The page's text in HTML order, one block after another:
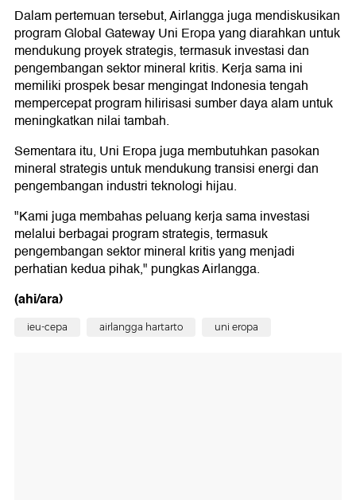
Dalam pertemuan tersebut, Airlangga juga mendiskusikan
program Global Gateway Uni Eropa yang diarahkan untuk
mendukung proyek strategis, termasuk investasi dan
pengembangan sektor mineral kritis. Kerja sama ini
memiliki prospek besar mengingat Indonesia tengah
mempercepat program hilirisasi sumber daya alam untuk
meningkatkan nilai tambah.
Sementara itu, Uni Eropa juga membutuhkan pasokan
mineral strategis untuk mendukung transisi energi dan
pengembangan industri teknologi hijau.
"Kami juga membahas peluang kerja sama investasi
melalui berbagai program strategis, termasuk
pengembangan sektor mineral kritis yang menjadi
perhatian kedua pihak," pungkas Airlangga.
(ahi/ara)
ieu-cepa airlangga hartarto uni eropa